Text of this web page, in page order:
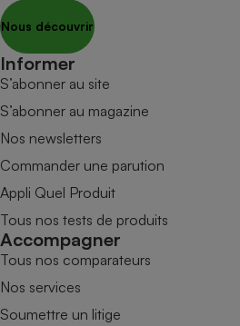
Nous découvrir
Informer
S’abonner au site
S’abonner au magazine
Nos newsletters
Commander une parution
Appli Quel Produit
Tous nos tests de produits
Accompagner
Tous nos comparateurs
Nos services
Soumettre un litige